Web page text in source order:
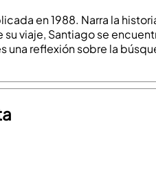
en 1988. Narra la
viaje, Santiago se
una reflexión sobre la